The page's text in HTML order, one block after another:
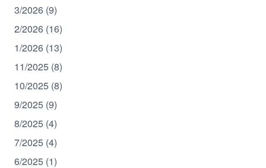
3/2026 (9)
2/2026 (16)
1/2026 (13)
11/2025 (8)
10/2025 (8)
9/2025 (9)
8/2025 (4)
7/2025 (4)
6/2025 (1)